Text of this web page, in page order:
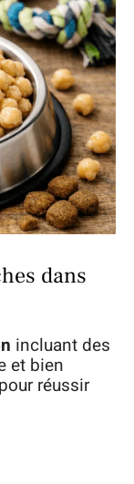
dans
incluant des
et bien
réussir